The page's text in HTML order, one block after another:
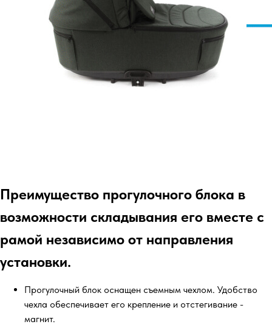
Преимущество прогулочного блока в
возможности складывания его вместе с
рамой независимо от направления
установки.
Прогулочный блок оснащен съемным чехлом. Удобство
чехла обеспечивает его крепление и отстегивание -
магнит.